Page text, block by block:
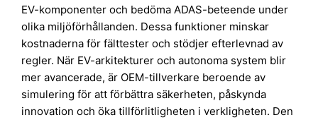
EV-komponenter och bedöma ADAS-beteende under
olika miljöförhållanden. Dessa funktioner minskar
kostnaderna för fälttester och stödjer efterlevnad av
regler. När EV-arkitekturer och autonoma system blir
mer avancerade, är OEM-tillverkare beroende av
simulering för att förbättra säkerheten, påskynda
innovation och öka tillförlitligheten i verkligheten. Den